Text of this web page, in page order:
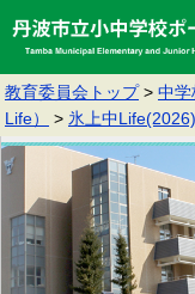
教育委員会トップ > 中学
Life）
> 氷上中Life(2026)